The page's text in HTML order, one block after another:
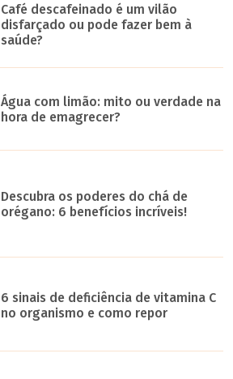
Café descafeinado é um vilão
disfarçado ou pode fazer bem à
saúde?
Água com limão: mito ou verdade na
hora de emagrecer?
Descubra os poderes do chá de
orégano: 6 benefícios incríveis!
6 sinais de deficiência de vitamina C
no organismo e como repor